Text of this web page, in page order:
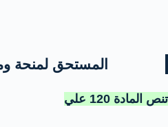
المستحق لمنحة
تنص المادة 120 علي